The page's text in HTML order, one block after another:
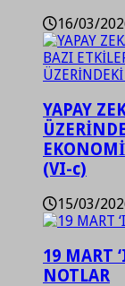
16/03/
YAPAY
(VI-c)
15/03/
19 MART
NOTLAR